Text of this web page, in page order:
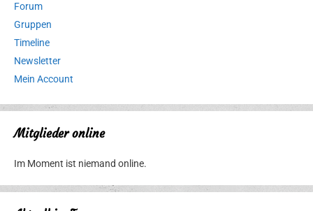
Forum
Gruppen
Timeline
Newsletter
Mein Account
Mitglieder online
Im Moment ist niemand online.